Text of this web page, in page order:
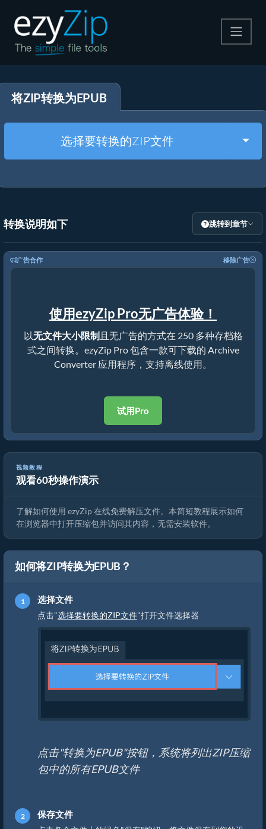
解压
其他工具
将ZIP转换为EPUB
选择要转换的ZIP文件
转换说明如下 跳转到章节
广告合作 移除广告
使用ezyZip Pro无广告体验！
以无文件大小限制且无广告的方式在 250 多种存档格
式之间转换。ezyZip Pro 包含一款可下载的 Archive
Converter 应用程序，支持离线使用。
试用Pro
视频教程
观看60秒操作演示
如何使用 ezyZip 在线解压文件（免费，无需安装）
了解如何使用 ezyZip 在线免费解压文件。本简短教程展示如何
在浏览器中打开压缩包并访问其内容，无需安装软件。
如何将ZIP转换为EPUB？
选择文件
点击"选择要转换的ZIP文件"打开文件选择器
点击"转换为EPUB"按钮，系统将列出ZIP压缩
包中的所有EPUB文件
保存文件